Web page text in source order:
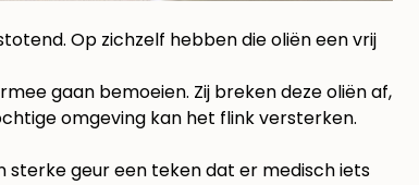
Op zichzelf hebben die oliën een vrij
gaan bemoeien. Zij breken deze oliën af,
omgeving kan het flink versterken.
sterke geur een teken dat er medisch iets